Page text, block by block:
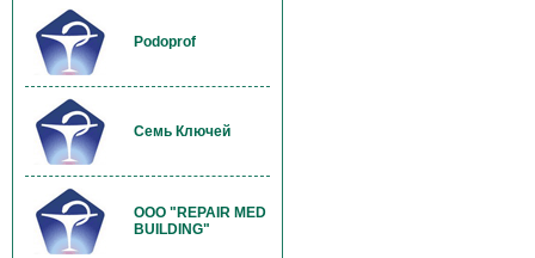
Podoprof
Семь Ключей
OOO "REPAIR MED
BUILDING"